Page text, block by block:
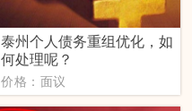
泰州个人债务重组优化，如
何处理呢？
价格：面议